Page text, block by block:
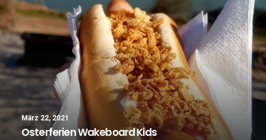
März 22, 2021
Osterferien Wakeboard Kids